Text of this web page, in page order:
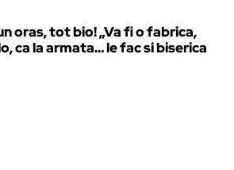
oras, tot bio! „Va fi o fabrica,
ca la armata… le fac si biserica